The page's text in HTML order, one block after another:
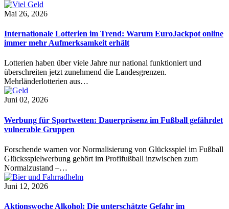
Mai 26, 2026
Internationale Lotterien im Trend: Warum EuroJackpot online
immer mehr Aufmerksamkeit erhält
Lotterien haben über viele Jahre nur national funktioniert und
überschreiten jetzt zunehmend die Landesgrenzen.
Mehrländerlotterien aus…
Juni 02, 2026
Werbung für Sportwetten: Dauerpräsenz im Fußball gefährdet
vulnerable Gruppen
Forschende warnen vor Normalisierung von Glücksspiel im Fußball
Glücksspielwerbung gehört im Profifußball inzwischen zum
Normalzustand –…
Juni 12, 2026
Aktionswoche Alkohol: Die unterschätzte Gefahr im